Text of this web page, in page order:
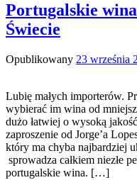
Portugalskie
Świecie
Opublikowany 23 września
Lubię małych importerów.
wybierać im wina od
dużo łatwiej o wysoką
zaproszenie od Jorge’a
który ma chyba najbardziej
sprowadza całkiem niezłe
portugalskie wina. […]